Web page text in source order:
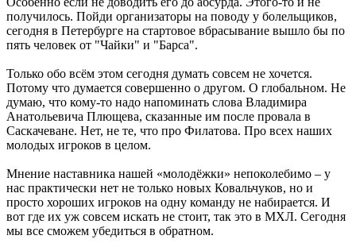
получилось. Пойди организаторы на поводу у болельщиков,
сегодня в Петербурге на стартовое вбрасывание вышло бы по
пять человек от "Чайки" и "Барса".
Только обо всём этом сегодня думать совсем не хочется.
Потому что думается совершенно о другом. О глобальном. Не
думаю, что кому-то надо напоминать слова Владимира
Анатольевича Плющева, сказанные им после провала в
Саскачеване. Нет, не те, что про Филатова. Про всех наших
молодых игроков в целом.
Мнение наставника нашей «молодёжки» непоколебимо – у
нас практически нет не только новых Ковальчуков, но и
просто хороших игроков на одну команду не набирается. И
вот где их уж совсем искать не стоит, так это в МХЛ. Сегодня
мы все сможем убедиться в обратном.